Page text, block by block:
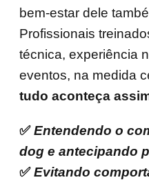
bem-estar dele
Profissionais
técnica, experiência
eventos, na medida
tudo aconteça
✅Entendendo o
dog e antecipando
✅Evitando